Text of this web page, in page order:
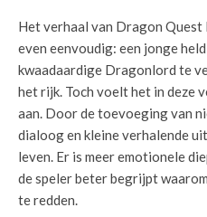
Het verhaal van Dragon Quest
even eenvoudig: een jonge
kwaadaardige Dragonlord te
het rijk. Toch voelt het in deze
aan. Door de toevoeging van
dialoog en kleine verhalende
leven. Er is meer emotionele
de speler beter begrijpt
te redden.